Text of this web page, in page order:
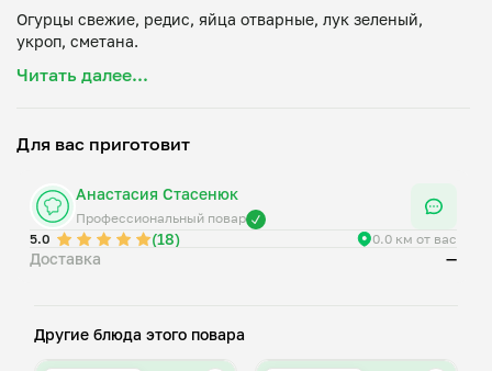
Огурцы свежие, редис, яйца отварные, лук зеленый,
Читать далее...
Для вас приготовит
Анастасия Стасенюк
Профессиональный повар
5.0
(18) 0.0 км от вас
Доставка —
Другие блюда этого повара